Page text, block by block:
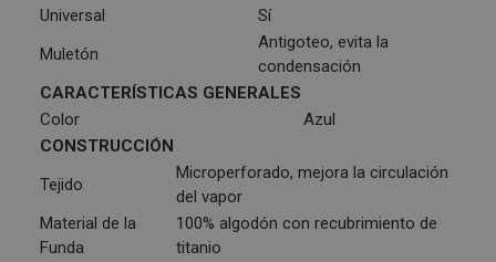
Universal
Sí
Muletón
Antigoteo, evita la
condensación
CARACTERÍSTICAS GENERALES
Color
Azul
CONSTRUCCIÓN
Tejido
Microperforado, mejora la circulación
del vapor
Material de la
Funda
100% algodón con recubrimiento de
titanio